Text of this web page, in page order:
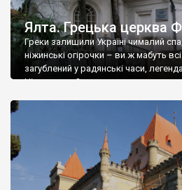
Ялта. Грецька церква
Греки залишили Україні чималий
ніжинські огірочки – ви ж мабуть
загублений у радянські часи,
Ніжин греки?